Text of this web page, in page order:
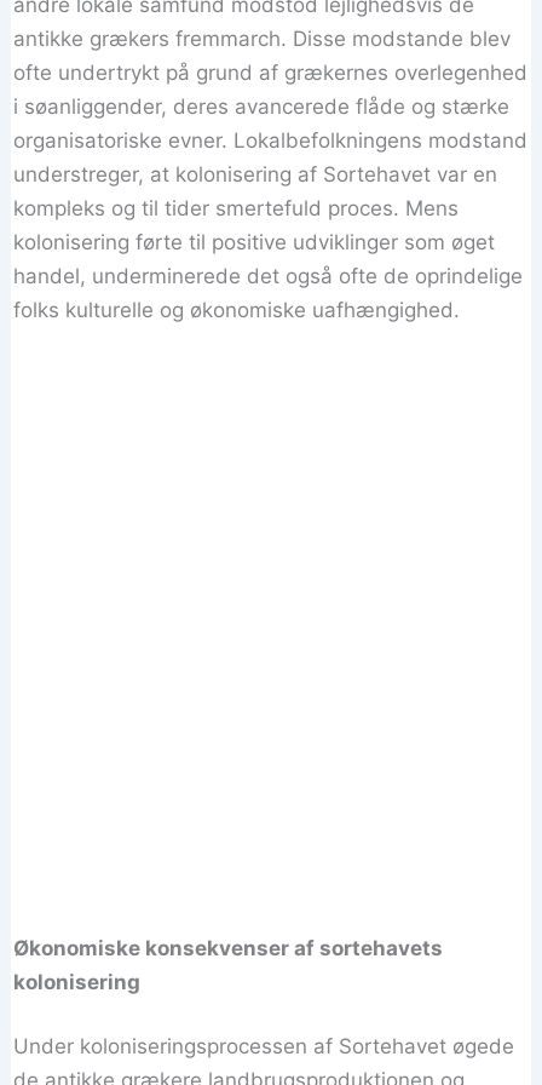
andre lokale samfund modstod lejlighedsvis de
antikke grækers fremmarch. Disse modstande blev
ofte undertrykt på grund af grækernes overlegenhed
i søanliggender, deres avancerede flåde og stærke
organisatoriske evner. Lokalbefolkningens modstand
understreger, at kolonisering af Sortehavet var en
kompleks og til tider smertefuld proces. Mens
kolonisering førte til positive udviklinger som øget
handel, underminerede det også ofte de oprindelige
folks kulturelle og økonomiske uafhængighed.
Økonomiske konsekvenser af sortehavets
kolonisering
Under koloniseringsprocessen af Sortehavet øgede
de antikke grækere landbrugsproduktionen og